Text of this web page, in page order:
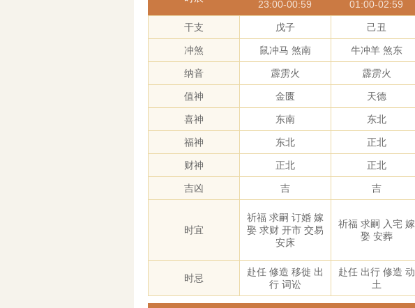
23:00-00:59
01:00-02:59
干支 戊子 己丑
冲煞 鼠冲马 煞南 牛冲羊 煞东
纳音 霹雳火 霹雳火
值神 金匮 天德
喜神 东南 东北
福神 东北 正北
财神 正北 正北
吉凶 吉 吉
时宜
祈福 求嗣 订婚 嫁
娶 求财 开市 交易
安床
祈福 求嗣 入宅 嫁
娶 安葬
时忌
赴任 修造 移徙 出
行 词讼
赴任 出行 修造 动
土